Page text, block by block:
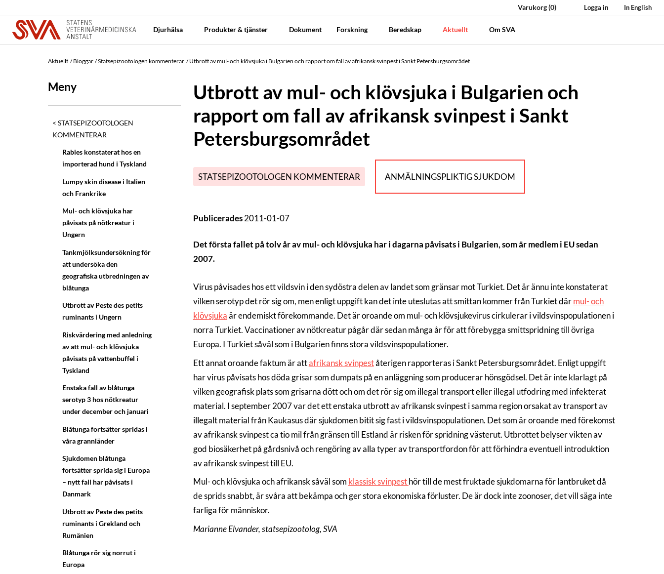
Varukorg(0) Logga in In English
Djurhälsa Produkter & tjänster Dokument Forskning Beredskap Aktuellt Om SVA
Aktuellt Bloggar Statsepizootologen kommenterar Utbrott av mul- och klövsjuka i Bulgarien och rapport om fall av afrikansk svinpest i Sankt Petersburgsområdet
Meny
STATSEPIZOOTOLOGEN
KOMMENTERAR
Rabies konstaterat hos en
importerad hund i Tyskland
Lumpy skin disease i Italien
och Frankrike
Mul- och klövsjuka har
påvisats på nötkreatur i
Ungern
Tankmjölksundersökning för
att undersöka den
geografiska utbredningen av
blåtunga
Utbrott av Peste des petits
ruminants i Ungern
Riskvärdering med anledning
av att mul- och klövsjuka
påvisats på vattenbuffel i
Tyskland
Enstaka fall av blåtunga
serotyp 3 hos nötkreatur
under december och januari
Blåtunga fortsätter spridas i
våra grannländer
Sjukdomen blåtunga
fortsätter sprida sig i Europa
– nytt fall har påvisats i
Danmark
Utbrott av Peste des petits
ruminants i Grekland och
Rumänien
Blåtunga rör sig norrut i
Europa
Utbrott av mul- och klövsjuka i Bulgarien och
rapport om fall av afrikansk svinpest i Sankt
Petersburgsområdet
STATSEPIZOOTOLOGEN KOMMENTERAR ANMÄLNINGSPLIKTIG SJUKDOM
Publicerades2011-01-07
Det första fallet på tolv år av mul- och klövsjuka har i dagarna påvisats i Bulgarien, som är medlem i EU sedan
2007.
Virus påvisades hos ett vildsvin i den sydöstra delen av landet som gränsar mot Turkiet. Det är ännu inte konstaterat
vilken serotyp det rör sig om, men enligt uppgift kan det inte uteslutas att smittan kommer från Turkiet därmul- och
klövsjukaär endemiskt förekommande. Det är oroande om mul- och klövsjukevirus cirkulerar i vildsvinspopulationen i
norra Turkiet. Vaccinationer av nötkreatur pågår där sedan många år för att förebygga smittspridning till övriga
Europa. I Turkiet såväl som i Bulgarien finns stora vildsvinspopulationer.
Ett annat oroande faktum är attafrikansk svinpeståterigen rapporteras i Sankt Petersburgsområdet. Enligt uppgift
har virus påvisats hos döda grisar som dumpats på en anläggning som producerar hönsgödsel. Det är inte klarlagt på
vilken geografisk plats som grisarna dött och om det rör sig om illegal transport eller illegal utfodring med infekterat
material. I september 2007 var det ett enstaka utbrott av afrikansk svinpest i samma region orsakat av transport av
illegalt material från Kaukasus där sjukdomen bitit sig fast i vildsvinspopulationen. Det som är oroande med förekomst
av afrikansk svinpest ca tio mil från gränsen till Estland är risken för spridning västerut. Utbrottet belyser vikten av
god biosäkerhet på gårdsnivå och rengöring av alla typer av transportfordon för att förhindra eventuell introduktion
av afrikansk svinpest till EU.
Mul- och klövsjuka och afrikansk såväl som klassisk svinpesthör till de mest fruktade sjukdomarna för lantbruket då
de sprids snabbt, är svåra att bekämpa och ger stora ekonomiska förluster. De är dock inte zoonoser, det vill säga inte
farliga för människor.
Marianne Elvander, statsepizootolog, SVA